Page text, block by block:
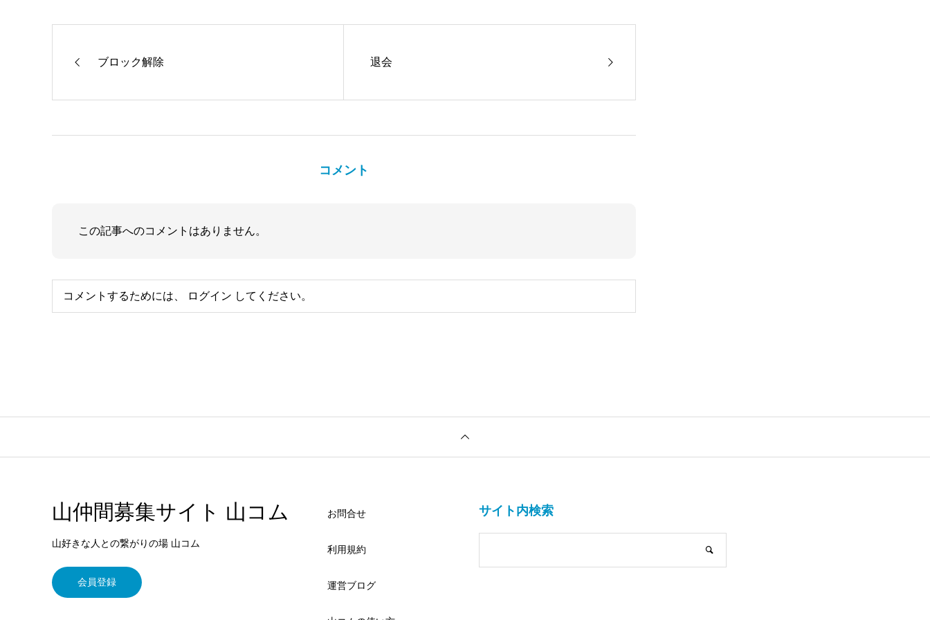
ブロック解除 退会
コメント
この記事へのコメントはありません。
コメントするためには、 ログイン してください。
山仲間募集サイト 山コム
山好きな人との繋がりの場 山コム
会員登録
お問合せ
利用規約
運営ブログ
サイト内検索